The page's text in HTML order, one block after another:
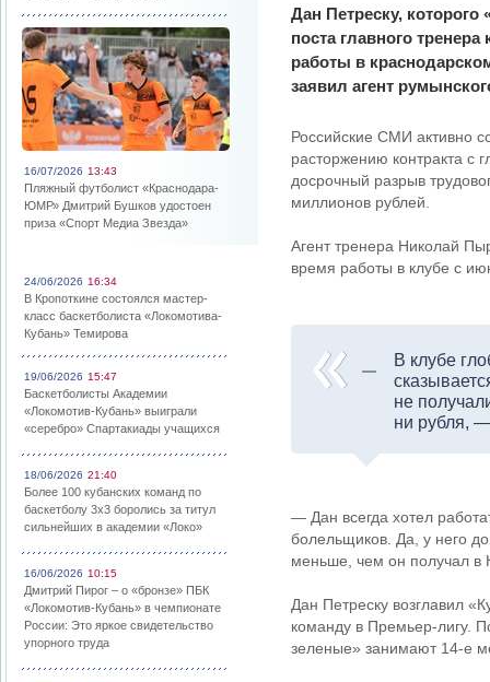
16/07/2026 13:43
Пляжный футболист «Краснодара-
ЮМР» Дмитрий Бушков удостоен
приза «Спорт Медиа Звезда»
24/06/2026 16:34
В Кропоткине состоялся мастер-
класс баскетболиста «Локомотива-
Кубань» Темирова
19/06/2026 15:47
Баскетболисты Академии
«Локомотив-Кубань» выиграли
«серебро» Спартакиады учащихся
18/06/2026 21:40
Более 100 кубанских команд по
баскетболу 3х3 боролись за титул
сильнейших в академии «Локо»
16/06/2026 10:15
Дмитрий Пирог – о «бронзе» ПБК
«Локомотив-Кубань» в чемпионате
России: Это яркое свидетельство
упорного труда
Дан Петреску, которого
поста главного
работы в
заявил агент
Российские СМИ активно
расторжению контракта с
досрочный разрыв
миллионов рублей.
Агент тренера Николай
время работы в клубе с
В клубе
не
ни рубля,
— Дан всегда хотел
болельщиков. Да, у него
меньше, чем он получал в
Дан Петреску возглавил
команду в Премьер-лигу.
зеленые» занимают 14-е